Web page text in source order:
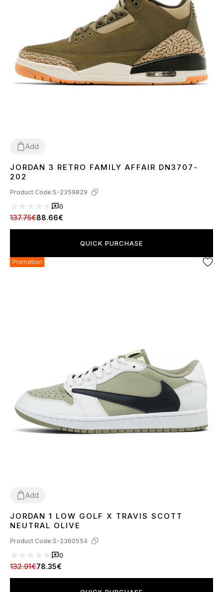
Add
404142434445
JORDAN 3 RETRO FAMILY AFFAIR DN3707-
202
Product Code:S-2359829
0
137.75€88.66€
QUICK PURCHASE
Promotion
Add
364245
JORDAN 1 LOW GOLF X TRAVIS SCOTT
NEUTRAL OLIVE
Product Code:S-2360554
0
132.91€78.35€